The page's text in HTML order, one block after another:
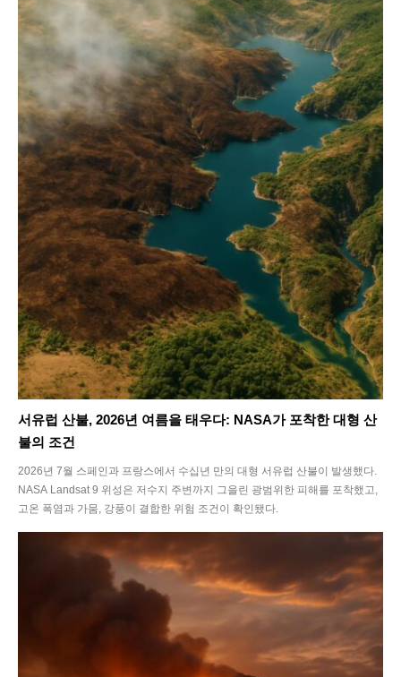
서유럽 산불, 2026년 여름을 태우다: NASA가 포착한 대형 산
불의 조건
2026년 7월 스페인과 프랑스에서 수십년 만의 대형 서유럽 산불이 발생했다.
NASA Landsat 9 위성은 저수지 주변까지 그을린 광범위한 피해를 포착했고,
고온 폭염과 가뭄, 강풍이 결합한 위험 조건이 확인됐다.